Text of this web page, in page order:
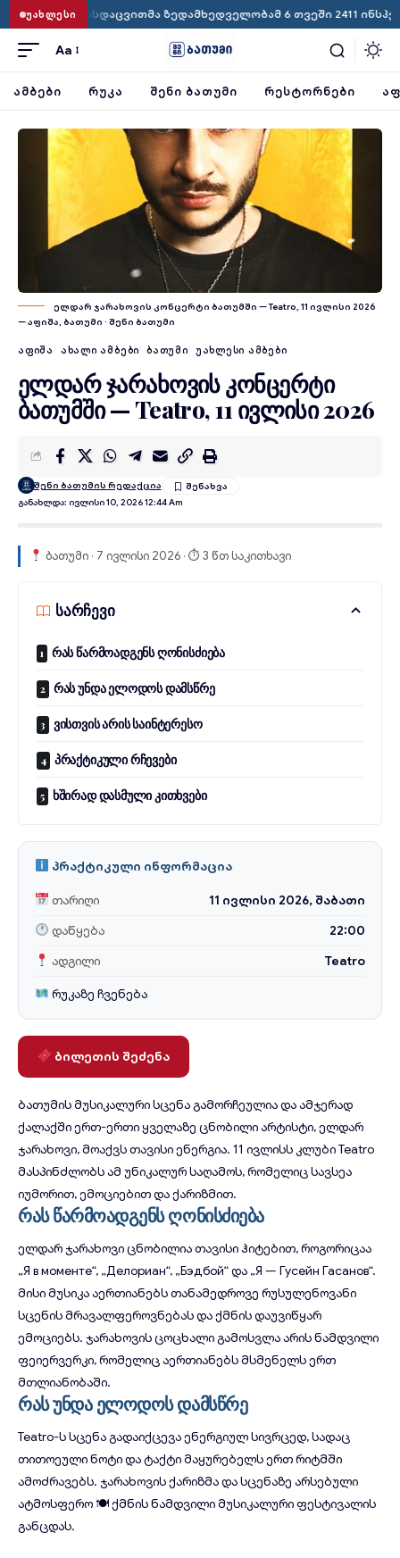
ᲣᲐᲮᲚᲔᲡᲘზედამხედველობამ 6 თვეში 2411 ინსპექტირება
Aa
ᲐᲛᲑᲔᲑᲘ ᲠᲣᲙᲐ ᲨᲔᲜᲘ ᲑᲐᲗᲣᲛᲘ ᲠᲔᲡᲢᲝᲠᲜᲔᲑᲘ
ელდარ ჯარახოვის კონცერტი ბათუმში — Teatro, 11 ივლისი 2026
— აფიშა, ბათუმი · შენი ბათუმი
ᲐᲤᲘᲨᲐ ᲐᲮᲐᲚᲘ ᲐᲛᲑᲔᲑᲘ ᲑᲐᲗᲣᲛᲘ ᲣᲐᲮᲚᲔᲡᲘ ᲐᲛᲑᲔᲑᲘ
ელდარ ჯარახოვის კონცერტი
ბათუმში — Teatro, 11 ივლისი 2026
Განახლდა: Ივლისი 10, 2026 12:44 Am
შენი ბათუმის რედაქცია
ბათუმი · 7 ივლისი 2026 · ⏱ 3 წთ საკითხავი
სარჩევი
რას წარმოადგენს ღონისძიება
რას უნდა ელოდოს დამსწრე
ვისთვის არის საინტერესო
პრაქტიკული რჩევები
ხშირად დასმული კითხვები
პრაქტიკული ინფორმაცია
თარიღი
11 ივლისი 2026, შაბათი
დაწყება
22:00
ადგილი
Teatro
რუკაზე ჩვენება
ბილეთის შეძენა
ბათუმის მუსიკალური სცენა გამორჩეულია და ამჯერად
ქალაქში ერთ-ერთი ყველაზე ცნობილი არტისტი, ელდარ
ჯარახოვი, მოაქვს თავისი ენერგია. 11 ივლისს კლუბი Teatro
მასპინძლობს ამ უნიკალურ საღამოს, რომელიც სავსეა
იუმორით, ემოციებით და ქარიზმით.
რას წარმოადგენს ღონისძიება
ელდარ ჯარახოვი ცნობილია თავისი ჰიტებით, როგორიცაა
„Я в моменте“, „Делориан“, „Бэдбой“ და „Я — Гусейн Гасанов“.
მისი მუსიკა აერთიანებს თანამედროვე რუსულენოვანი
სცენის მრავალფეროვნებას და ქმნის დაუვიწყარ
ემოციებს. ჯარახოვის ცოცხალი გამოსვლა არის ნამდვილი
ფეიერვერკი, რომელიც აერთიანებს მსმენელს ერთ
მთლიანობაში.
რას უნდა ელოდოს დამსწრე
Teatro-ს სცენა გადაიქცევა ენერგიულ სივრცედ, სადაც
თითოეული ნოტი და ტაქტი მაყურებელს ერთ რიტმში
ამოძრავებს. ჯარახოვის ქარიზმა და სცენაზე არსებული
ატმოსფერო 🍽 ქმნის ნამდვილი მუსიკალური ფესტივალის
განცდას.